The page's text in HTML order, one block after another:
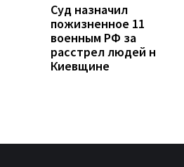
Суд назначил
пожизненное 11
военным РФ за
расстрел людей н
Киевщине